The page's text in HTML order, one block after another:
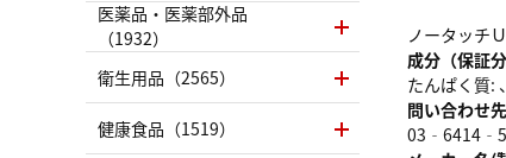
ノータッ
成分（保証分
たんぱく質:
問い合わせ先
医薬品・医薬部外品
（1932）
衛生用品（2565）
健康食品（1519）